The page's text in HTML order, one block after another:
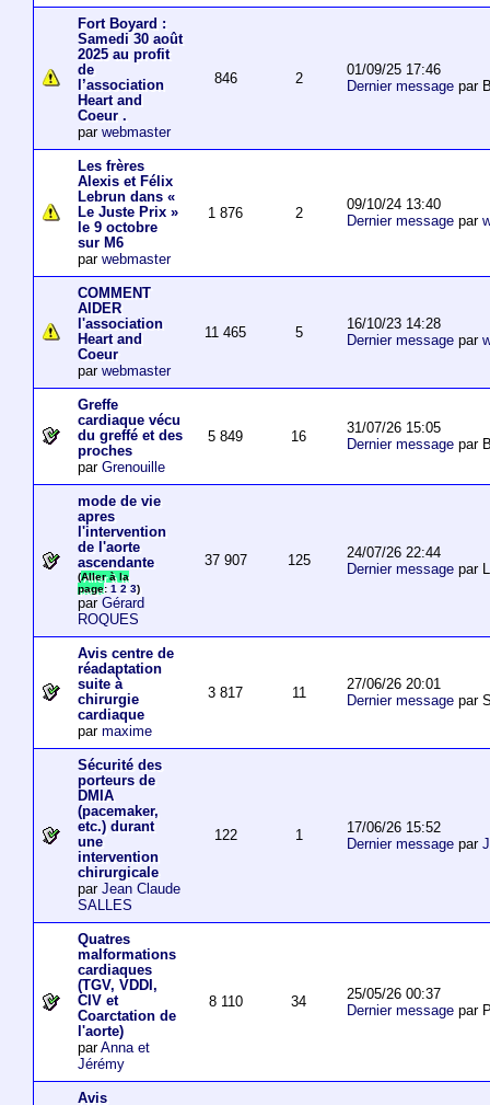
Fort Boyard :
Samedi 30 août
2025 au profit
de
l’association
Heart and
Coeur .
par webmaster
846 2
01/09/25 17:46
Dernier messagepar
Les frères
Alexis et Félix
Lebrun dans «
Le Juste Prix »
le 9 octobre
sur M6
par webmaster
1 876 2
09/10/24 13:40
Dernier messagepar
COMMENT
AIDER
l'association
Heart and
Coeur
par webmaster
11 465 5
16/10/23 14:28
Dernier messagepar
Greffe
cardiaque vécu
du greffé et des
proches
par Grenouille
5 849 16
31/07/26 15:05
Dernier messagepar
mode de vie
apres
l'intervention
de l'aorte
ascendante
(Aller à la
page: 1 2 3)
par Gérard
ROQUES
37 907 125
24/07/26 22:44
Dernier messagepar
Avis centre de
réadaptation
suite à
chirurgie
cardiaque
par maxime
3 817 11
27/06/26 20:01
Dernier messagepar
Sécurité des
porteurs de
DMIA
(pacemaker,
etc.) durant
une
intervention
chirurgicale
par Jean Claude
SALLES
122 1
17/06/26 15:52
Dernier messagepar
Quatres
malformations
cardiaques
(TGV, VDDI,
CIV et
Coarctation de
l'aorte)
parAnna et
Jérémy
8 110 34
25/05/26 00:37
Dernier messagepar
Avis